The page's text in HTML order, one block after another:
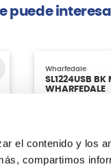
el contenido y los
compartimos
puede